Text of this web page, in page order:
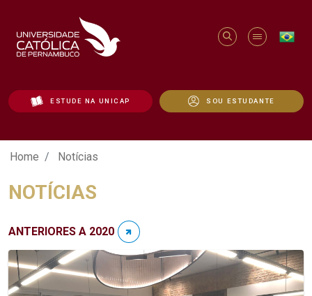
ESTUDE NA UNICAP SOU ESTUDANTE
Notícias - Unicap
Home Notícias
NOTÍCIAS
ANTERIORES A 2020